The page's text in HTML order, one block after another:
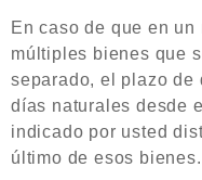
En caso de que en
múltiples bienes que
separado, el plazo de
días naturales desde
indicado por usted
último de esos bienes.